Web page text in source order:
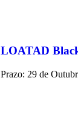
LOATAD
Prazo: 29 de